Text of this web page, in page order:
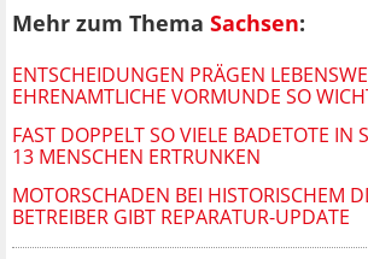
Mehr zum Thema Sachsen:
ENTSCHEIDUNGEN PRÄGEN
EHRENAMTLICHE VORMUNDE SO
FAST DOPPELT SO VIELE BADETOTE IN
13 MENSCHEN ERTRUNKEN
MOTORSCHADEN BEI HISTORISCHEM
BETREIBER GIBT REPARATUR-UPDATE